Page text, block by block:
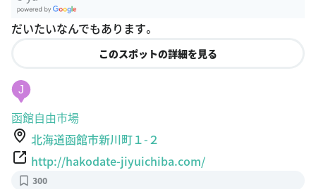
oogle Plac
だいたいなんでもあります。
このスポットの詳細を見る
J
函館自由市場
北海道函館市新川町１-２
http://hakodate-jiyuichiba.com/
300